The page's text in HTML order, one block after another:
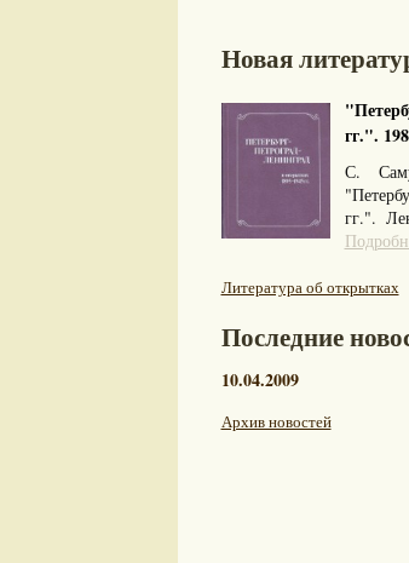
Новая
гг.".
С.
гг.".
Литература об открытках
Последние
10.04.2009
Архив новостей